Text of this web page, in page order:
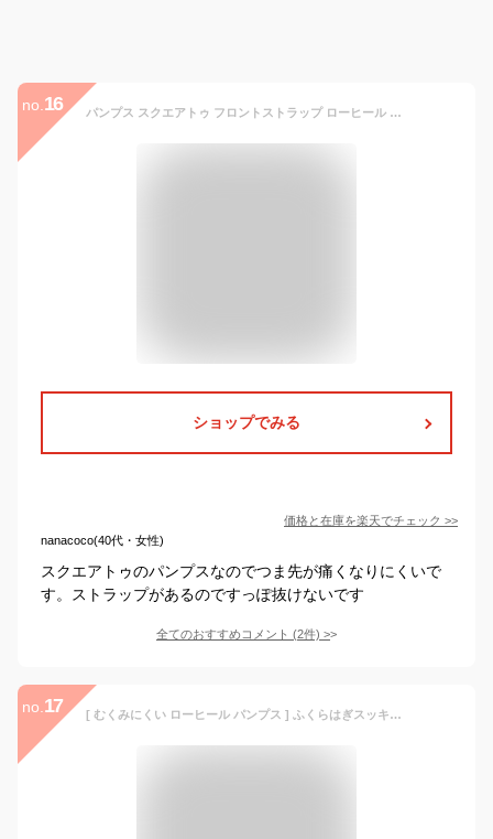
no. 16 パンプス スクエアトゥ フロントストラップ ローヒール レディース 黒 白 茶色 ブラック ホワイト ブラウン ベージュ 靴 婦人靴 痛くない 歩きやすい【4月12日まで送料無料】
ショップでみる
価格と在庫を楽天でチェック >>
nanacoco(40代・女性)
スクエアトゥのパンプスなのでつま先が痛くなりにくいで
す。ストラップがあるのですっぽ抜けないです
全てのおすすめコメント (2件) >
no. 17 [ むくみにくい ローヒール パンプス ] ふくらはぎスッキリ 美脚 立ち仕事 靴 疲れない レディース SLIMWALK Lady worker コラボ レディース スリムウォーク [ レディワーカー ウォーカー 浮腫 むくみ 解消 痛くない アシックス 3E ビジネス オフィス シンデレラサイズ ]